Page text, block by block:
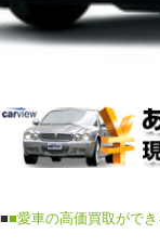
■■愛車の高価買取がで